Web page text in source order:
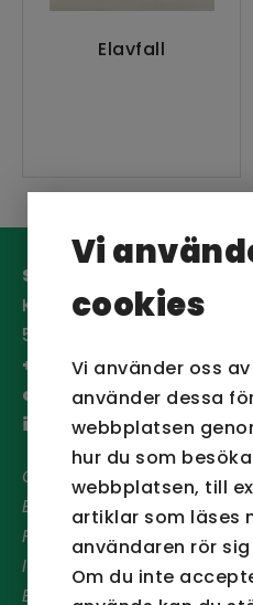
Vi
cookies
Vi använder oss
använder dessa
webbplatsen
hur du som
webbplatsen, till
artiklar som läses
användaren rör
Om du inte
Elavfall
San Sac AB
Köpetorpsgatan 12
582 78 Linköping
+46 (0)13-13 04 20
order@sansac.se
info@sansac.se
Org nr:
556501-1227
Bankgiro:5933-6933
Plusgiro:
469751-2
IBAN:
SE85 9500 0099
BIC/SWIFT:
NDEASESS